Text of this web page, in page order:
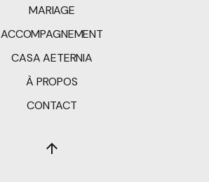
MARIAGE
ACCOMPAGNEMENT
CASA AETERNIA
À PROPOS
CONTACT